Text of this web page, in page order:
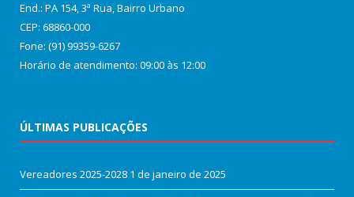
End.: PA 154, 3ª Rua, Bairro Urbano
CEP: 68860‑000
Fone: (91) 99359-6267
Horário de atendimento: 09:00 às 12:00
ÚLTIMAS PUBLICAÇÕES
Vereadores 2025-2028 1 de janeiro de 2025